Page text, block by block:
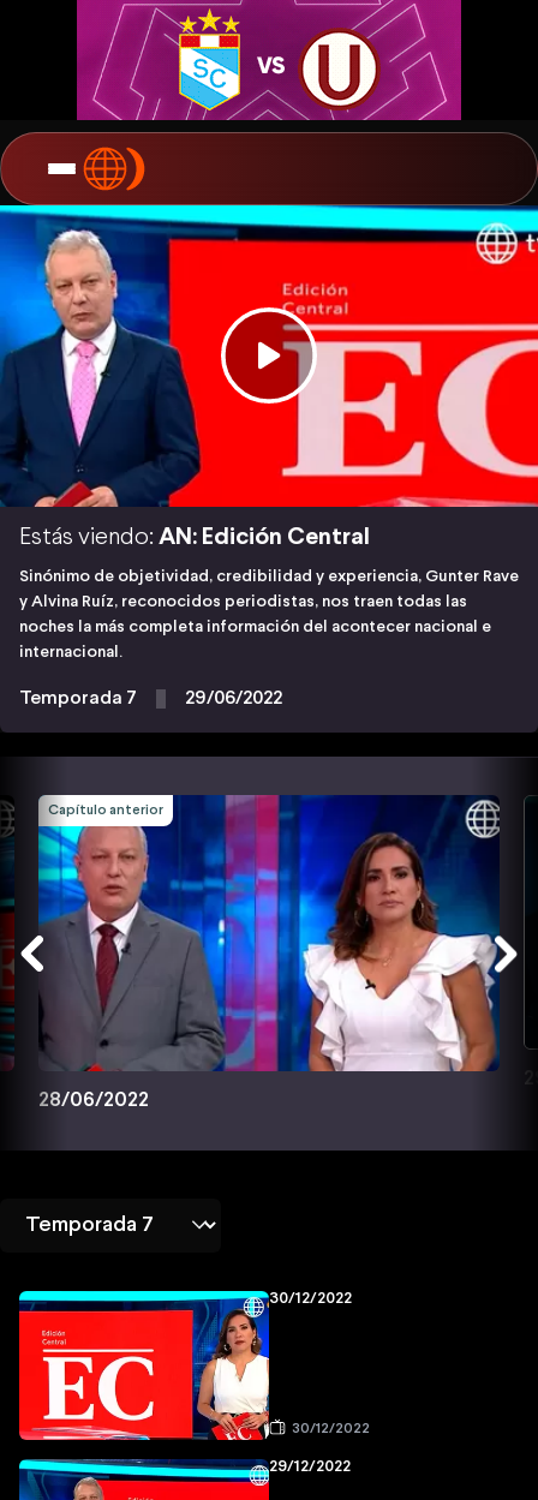
Estás viendo: AN: Edición Central
Sinónimo de objetividad, credibilidad y experiencia, Gunter Rave
y Alvina Ruíz, reconocidos periodistas, nos traen todas las
noches la más completa información del acontecer nacional e
internacional.
Temporada 7 29/06/2022
Capítulo anterior
28/06/2022
30/12/2022
30/12/2022
29/12/2022